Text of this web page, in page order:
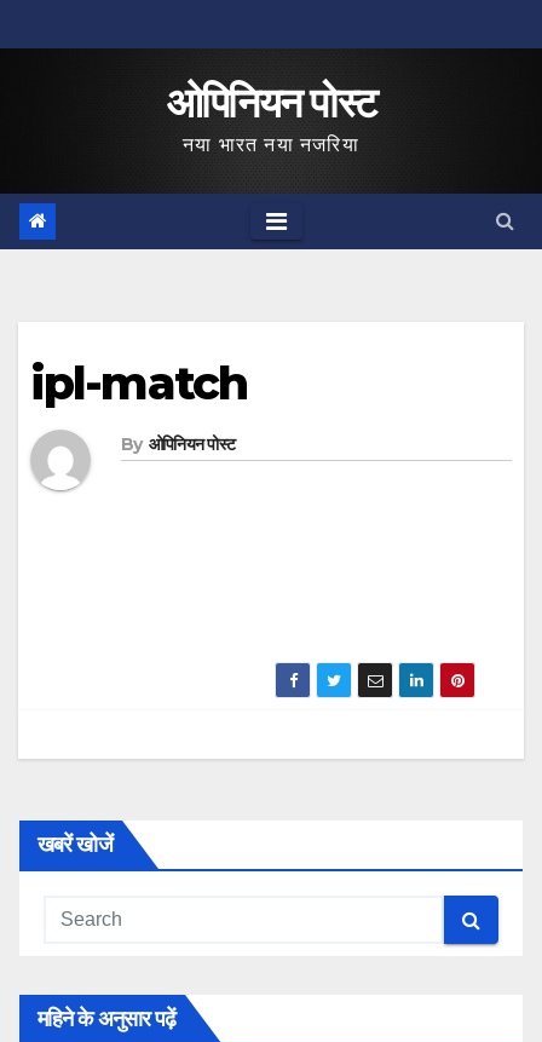
to
ओपिनियन पोस्ट
नया भारत नया नजरिया
ipl-match
By ओपिनियन पोस्ट
खबरें खोजें
महिने के अनुसार पढ़ें